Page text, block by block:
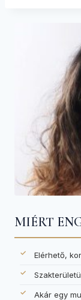
MIÉRT
Elérhető,
Akár egy